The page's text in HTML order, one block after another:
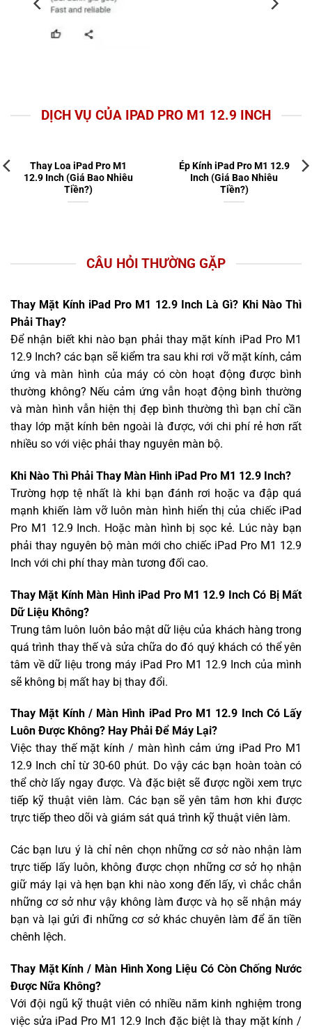
DỊCH VỤ CỦA IPAD PRO M1 12.9 INCH
Thay Loa iPad Pro M1
12.9 Inch (Giá Bao Nhiêu
Tiền?)
Ép Kính iPad Pro M1 12.9
Inch (Giá Bao Nhiêu
Tiền?)
CÂU HỎI THƯỜNG GẶP
Thay Mặt Kính iPad Pro M1 12.9 Inch Là Gì? Khi Nào Thì
Phải Thay?
Để nhận biết khi nào bạn phải thay mặt kính iPad Pro M1
12.9 Inch? các bạn sẽ kiểm tra sau khi rơi vỡ mặt kính, cảm
ứng và màn hình của máy có còn hoạt động được bình
thường không? Nếu cảm ứng vẫn hoạt động bình thường
và màn hình vẫn hiện thị đẹp bình thường thì bạn chỉ cần
thay lớp mặt kính bên ngoài là được, với chi phí rẻ hơn rất
nhiều so với việc phải thay nguyên màn bộ.
Khi Nào Thì Phải Thay Màn Hình iPad Pro M1 12.9 Inch?
Trường hợp tệ nhất là khi bạn đánh rơi hoặc va đập quá
mạnh khiến làm vỡ luôn màn hình hiển thị của chiếc iPad
Pro M1 12.9 Inch. Hoặc màn hình bị sọc kẻ. Lúc này bạn
phải thay nguyên bộ màn mới cho chiếc iPad Pro M1 12.9
Inch với chi phí thay màn tương đối cao.
Thay Mặt Kính Màn Hình iPad Pro M1 12.9 Inch Có Bị Mất
Dữ Liệu Không?
Trung tâm luôn luôn bảo mật dữ liệu của khách hàng trong
quá trình thay thế và sửa chữa do đó quý khách có thể yên
tâm về dữ liệu trong máy iPad Pro M1 12.9 Inch của mình
sẽ không bị mất hay bị thay đổi.
Thay Mặt Kính / Màn Hình iPad Pro M1 12.9 Inch Có Lấy
Luôn Được Không? Hay Phải Để Máy Lại?
Việc thay thế mặt kính / màn hình cảm ứng iPad Pro M1
12.9 Inch chỉ từ 30-60 phút. Do vậy các bạn hoàn toàn có
thể chờ lấy ngay được. Và đặc biệt sẽ được ngồi xem trực
tiếp kỹ thuật viên làm. Các bạn sẽ yên tâm hơn khi được
trực tiếp theo dõi và giám sát quá trình kỹ thuật viên làm.
Các bạn lưu ý là chỉ nên chọn những cơ sở nào nhận làm
trực tiếp lấy luôn, không được chọn những cơ sở họ nhận
giữ máy lại và hẹn bạn khi nào xong đến lấy, vì chắc chắn
những cơ sở như vậy không làm được và họ sẽ nhận máy
bạn và lại gửi đi những cơ sở khác chuyên làm để ăn tiền
chênh lệch.
Thay Mặt Kính / Màn Hình Xong Liệu Có Còn Chống Nước
Được Nữa Không?
Với đội ngũ kỹ thuật viên có nhiều năm kinh nghiệm trong
việc sửa iPad Pro M1 12.9 Inch đặc biệt là thay mặt kính /